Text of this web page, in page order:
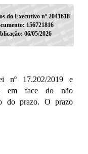
do Executivo nº 2041618
156721816
06/05/2026
17.202/2019 e
em face do não
do prazo. O prazo